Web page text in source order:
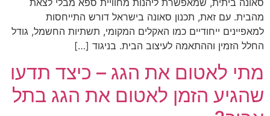
מהבית. עם זאת, תכנון סאונה בישראל דורש התייחסות
למאפיינים ייחודיים כמו האקלים המקומי, תשתיות החשמל, גודל
החלל הזמין וההתאמה לעיצוב הבית. בניגוד […]
מתי לאטום את הגג – כיצד תדעו
שהגיע הזמן לאטום את הגג בתל